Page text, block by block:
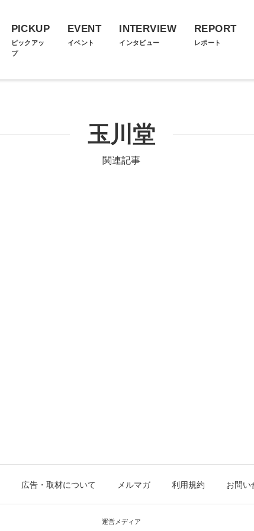
PICKUP
ピックアッ
プ
EVENT
イベント
INTERVIEW
インタビュー
REPORT
レポート
玉川堂
関連記事
広告・取材について メルマガ 利用規約 お問い
運営メディア